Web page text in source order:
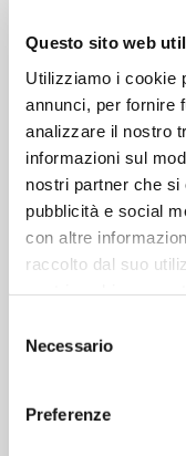
Questo sito web
Utilizziamo i cookie
annunci, per fornire
analizzare il nostro
informazioni sul
nostri partner che si
pubblicità e social
con altre
raccolto dal suo
delNecessario
Preferenze
PIZ BUIN LINEA
SUN MILK TUBE
30 150 ML